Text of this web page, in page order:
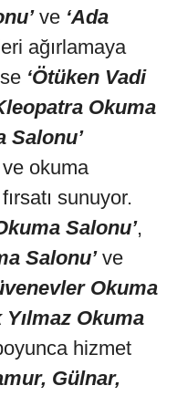
ve ‘Ada
ağırlamaya
‘Ötüken Vadi
Okuma
Salonu’
okuma
sunuyor.
Salonu’,
Salonu’ve
Okuma
Yılmaz Okuma
hizmet
Gülnar,